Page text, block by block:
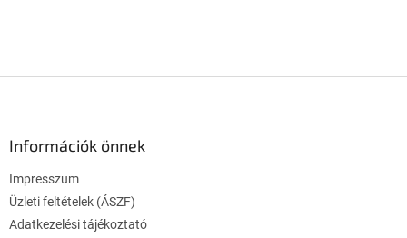
Információk önnek
Impresszum
Üzleti feltételek (ÁSZF)
Adatkezelési tájékoztató